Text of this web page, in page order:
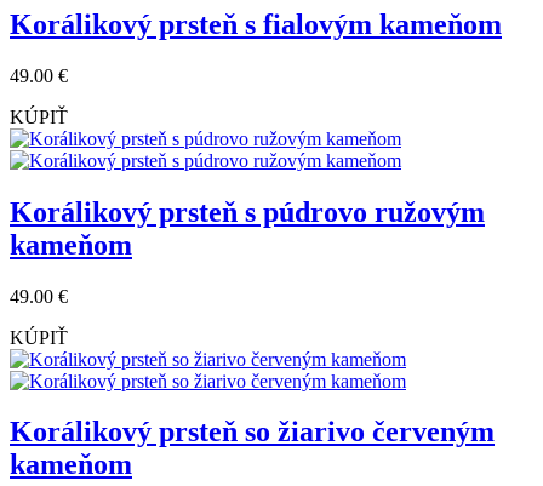
Korálikový prsteň s fialovým kameňom
49.00 €
KÚPIŤ
Korálikový prsteň s púdrovo ružovým
kameňom
49.00 €
KÚPIŤ
Korálikový prsteň so žiarivo červeným
kameňom